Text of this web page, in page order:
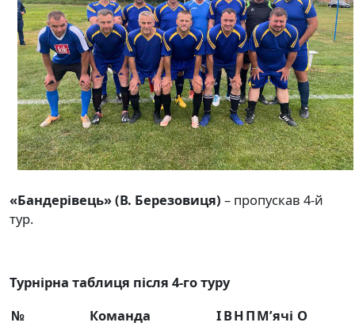
«Бандерівець» (В. Березовиця) – пропускав 4-й
тур.
Турнірна таблиця після 4-го туру
№
Команда ІВНПМ’ячі О